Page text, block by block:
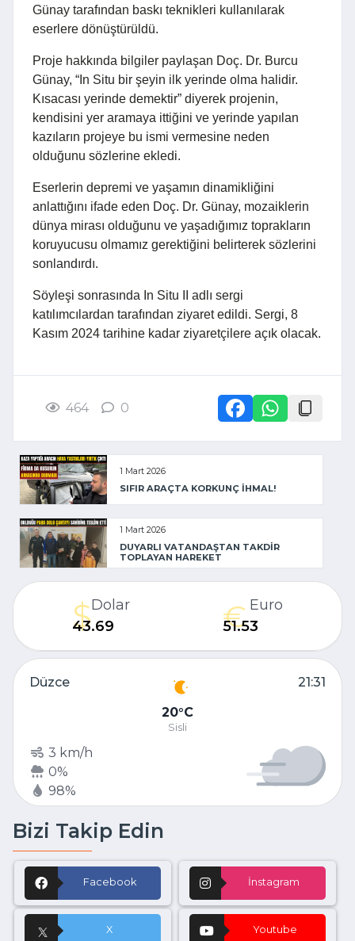
Günay tarafından baskı teknikleri kullanılarak
eserlere dönüştürüldü.
Proje hakkında bilgiler paylaşan Doç. Dr. Burcu
Günay, “In Situ bir şeyin ilk yerinde olma halidir.
Kısacası yerinde demektir” diyerek projenin,
kendisini yer aramaya ittiğini ve yerinde yapılan
kazıların projeye bu ismi vermesine neden
olduğunu sözlerine ekledi.
Eserlerin depremi ve yaşamın dinamikliğini
anlattığını ifade eden Doç. Dr. Günay, mozaiklerin
dünya mirası olduğunu ve yaşadığımız toprakların
koruyucusu olmamız gerektiğini belirterek sözlerini
sonlandırdı.
Söyleşi sonrasında In Situ II adlı sergi
katılımcılardan tarafından ziyaret edildi. Sergi, 8
Kasım 2024 tarihine kadar ziyaretçilere açık olacak.
464 0
1 Mart 2026
SIFIR ARAÇTA KORKUNÇ İHMAL!
1 Mart 2026
DUYARLI VATANDAŞTAN TAKDİR
TOPLAYAN HAREKET
Dolar
43.69
Euro
51.53
Düzce
21:31
20 C
Sisli
3 km/h
0%
98%
Bizi Takip Edin
Facebook İnstagram
X Youtube